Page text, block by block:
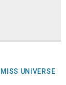
MISS UNIVERSE